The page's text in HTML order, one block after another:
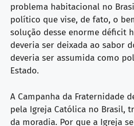
problema habitacional no
político que vise, de fato, o
solução desse enorme déficit
deveria ser deixada ao sabor
deveria ser assumida como
Estado.
A Campanha da Fraternidade
pela Igreja Católica no Brasil,
da moradia. Por que a Igreja